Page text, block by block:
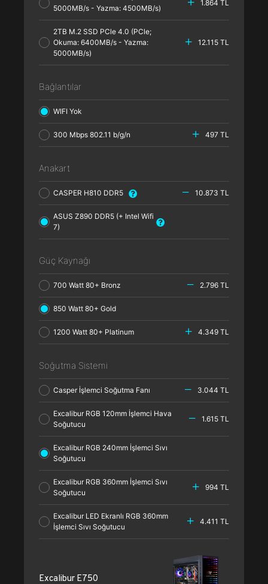
5000MB/s - Yazma: 4500MB/s)
1.864 TL
2TB M.2 SSD PCle 4.0 (PCle;
Okuma: 6400MB/s - Yazma:
5000MB/s)
12.115 TL
Bağlantılar
WIFI Yok
300 Mbps 802.11 b/g/n 497 TL
Anakart
CASPER H810 DDR5 10.873 TL
ASUS Z890 DDR5 (+ Intel Wifi
7)
Güç Kaynağı
700 Watt 80+ Bronz 2.796 TL
850 Watt 80+ Gold
1200 Watt 80+ Platinum 4.349 TL
Soğutma Sistemi
Casper İşlemci Soğutma Fanı 3.044 TL
Excalibur RGB 120mm İşlemci Hava
Soğutucu
1.615 TL
Excalibur RGB 240mm İşlemci Sıvı
Soğutucu
Excalibur RGB 360mm İşlemci Sıvı
Soğutucu
994 TL
Excalibur LED Ekranlı RGB 360mm
İşlemci Sıvı Soğutucu
4.411 TL
Excalibur E750